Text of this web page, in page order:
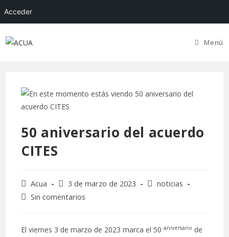
Acceder
Menú
50 aniversario del acuerdo
CITES
Acua 3 de marzo de 2023
noticias
Sin comentarios
El viernes 3 de marzo de 2023 marca el 50aniversario de